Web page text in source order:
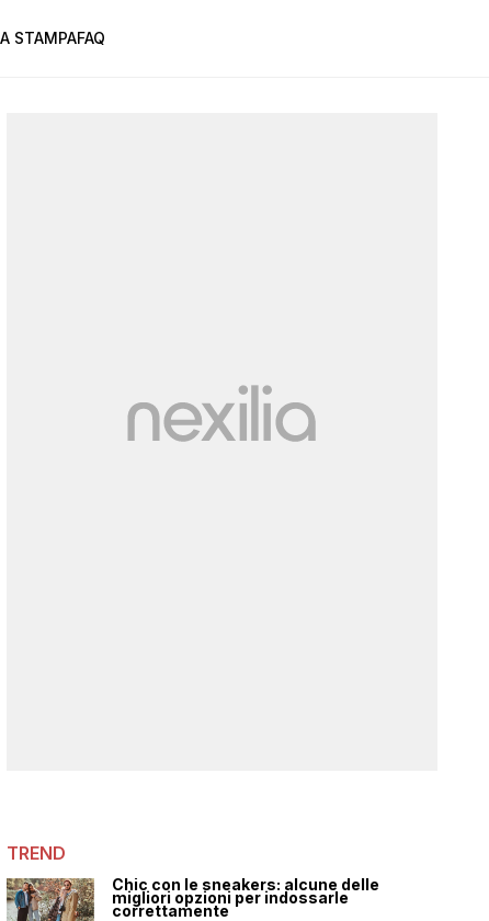
STAMPAFAQ
TREND
Chic con le sneakers: alcune delle
migliori opzioni per indossarle
correttamente